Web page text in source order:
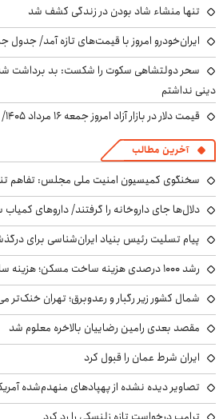
تنها منشاء شاد بودن در زندگی کشف شد
ایران‌خودرو امروز با قیمت‌های تازه آمد/ جدول جمعه ۱۶
سحر دولتشاهی سکوت را شکست: بد برداشت
دینی نداشتم
قیمت دلار در بازار آزاد امروز جمعه ۱۶ مرداد ۱۴۰۵/ قیمت‌ها ریخت؟ +جدول
آخرین مطالب
سخنگوی کمیسیون امنیت ملی مجلس: تفاهم
دلال‌ها جای داروخانه را گرفتند/ داروهای کمیاب
پیام تسلیت رئیس بنیاد ایران‌شناسی برای
رشد ۱۰۰۰ درصدی هزینه ساخت مسکن؛ هزینه ساخت هر متر خانه چقدر است؟
شمال کشور زیر رگبار و رعدوبرق؛ تهران خنک‌تر
مقصد بعدی رامین رضاییان بالاخره معلوم شد
ایران شرط عمان را قبول کرد
تصاویر دیده نشده از پهپادهای منهدم‌شده